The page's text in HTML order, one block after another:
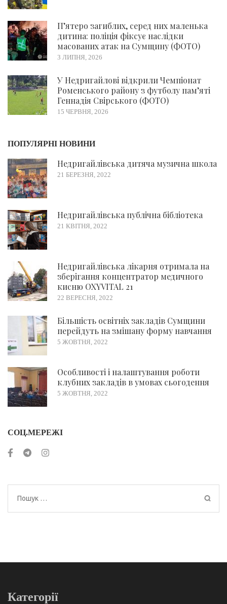
П’ятеро загиблих, серед них маленька
дитина: поліція фіксує наслідки
масованих атак на Сумщину (ФОТО)
3 ЛИПНЯ, 2026
У Недригайлові відкрили Чемпіонат
Роменського району з футболу пам’яті
Геннадія Свірського (ФОТО)
15 ЧЕРВНЯ, 2026
ПОПУЛЯРНІ НОВИНИ
Недригайлівська дитяча музична школа
21 БЕРЕЗНЯ, 2022
Недригайлівська публічна бібліотека
21 КВІТНЯ, 2022
Недригайлівська лікарня отримала на
зберігання концентратор медичного
кисню OXYVITAL 21
22 ВЕРЕСНЯ, 2022
Більшість освітніх закладів Сумщини
перейдуть на змішану форму навчання
5 ЖОВТНЯ, 2022
Особливості і налаштування роботи
клубних закладів в умовах сьогодення
5 ЖОВТНЯ, 2022
СОЦ.МЕРЕЖІ
Пошук:
Категорії